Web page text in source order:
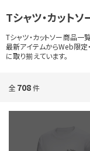
Tシャツ・カットソ
Tシャツ・カットソー商品一
最新アイテムからWeb限定
に取り揃えています。
全 708件